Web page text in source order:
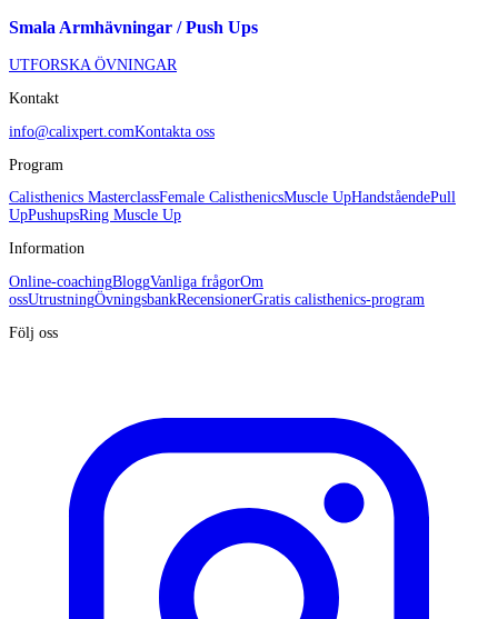
Smala Armhävningar / Push Ups
UTFORSKA ÖVNINGAR
Kontakt
info@calixpert.comKontakta oss
Program
Calisthenics MasterclassFemale CalisthenicsMuscle UpHandståendePull
UpPushupsRing Muscle Up
Information
Online-coachingBloggVanliga frågorOm
ossUtrustningÖvningsbankRecensionerGratis calisthenics-program
Följ oss